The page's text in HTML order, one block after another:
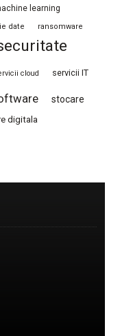
learning
date ransomware
cloud servicii IT
stocare
digitala